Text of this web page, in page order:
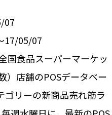
07
17/05/07
国食品スーパーマーケッ
）店舗のPOSデータベー
ゴリーの新商品売れ筋ラ